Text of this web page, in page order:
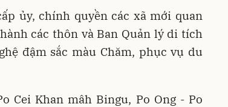
ủy, chính quyền các xã mới quan
các thôn và Ban Quản lý di tích
đậm sắc màu Chăm, phục vụ du
Cei Khan mâh Bingu, Po Ong - Po